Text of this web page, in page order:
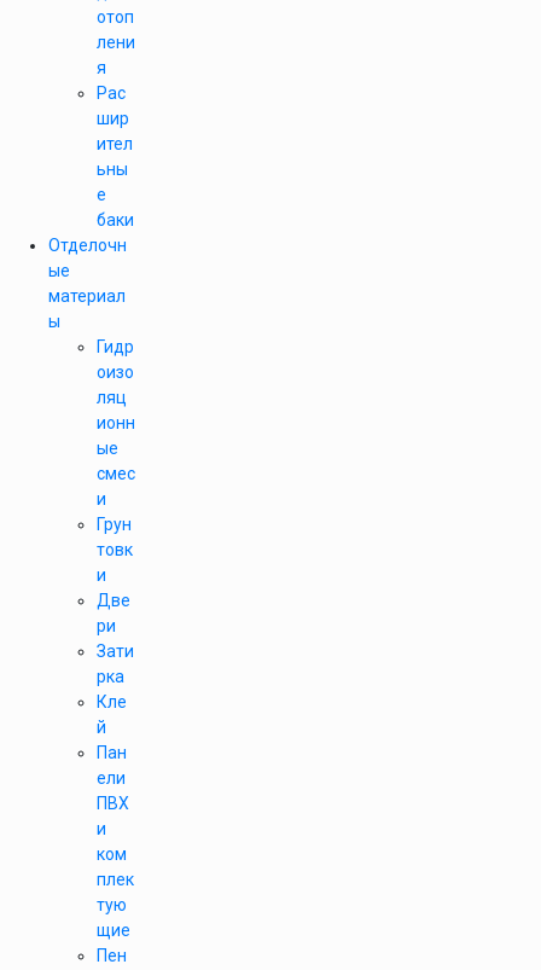
отоп
лени
я
Рас
шир
ител
ьны
е
баки
Отделочн
ые
материал
ы
Гидр
оизо
ляц
ионн
ые
смес
и
Грун
товк
и
Две
ри
Зати
рка
Кле
й
Пан
ели
ПВХ
и
ком
плек
тую
щие
Пен